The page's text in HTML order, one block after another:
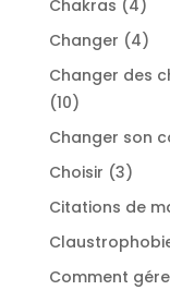
Chakras 4
Changer 44
Changer des
1010
Changer son
Choisir 33
Citations de
Comment